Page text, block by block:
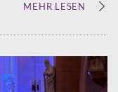
MEHR LESEN